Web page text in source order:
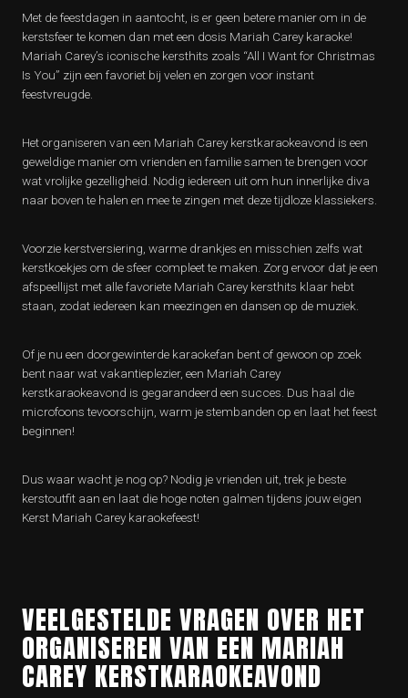
Met de feestdagen in aantocht, is er geen betere manier om in de
kerstsfeer te komen dan met een dosis Mariah Carey karaoke!
Mariah Carey’s iconische kersthits zoals “All I Want for Christmas
Is You” zijn een favoriet bij velen en zorgen voor instant
feestvreugde.
Het organiseren van een Mariah Carey kerstkaraokeavond is een
geweldige manier om vrienden en familie samen te brengen voor
wat vrolijke gezelligheid. Nodig iedereen uit om hun innerlijke diva
naar boven te halen en mee te zingen met deze tijdloze klassiekers.
Voorzie kerstversiering, warme drankjes en misschien zelfs wat
kerstkoekjes om de sfeer compleet te maken. Zorg ervoor dat je een
afspeellijst met alle favoriete Mariah Carey kersthits klaar hebt
staan, zodat iedereen kan meezingen en dansen op de muziek.
Of je nu een doorgewinterde karaokefan bent of gewoon op zoek
bent naar wat vakantieplezier, een Mariah Carey
kerstkaraokeavond is gegarandeerd een succes. Dus haal die
microfoons tevoorschijn, warm je stembanden op en laat het feest
beginnen!
Dus waar wacht je nog op? Nodig je vrienden uit, trek je beste
kerstoutfit aan en laat die hoge noten galmen tijdens jouw eigen
Kerst Mariah Carey karaokefeest!
VEELGESTELDE VRAGEN OVER HET
ORGANISEREN VAN EEN MARIAH
CAREY KERSTKARAOKEAVOND